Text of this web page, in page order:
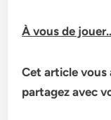
À vous de
Cet article vous
partagez avec